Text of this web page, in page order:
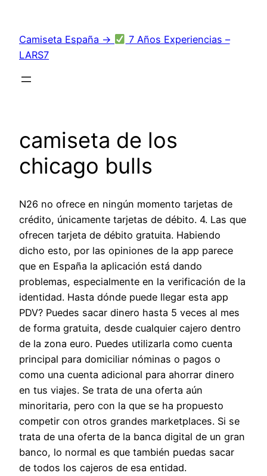
contenido
Camiseta España →
7 Años Experiencias –
LARS7
camiseta de los
chicago bulls
N26 no ofrece en ningún momento tarjetas de
crédito, únicamente tarjetas de débito. 4. Las que
ofrecen tarjeta de débito gratuita. Habiendo
dicho esto, por las opiniones de la app parece
que en España la aplicación está dando
problemas, especialmente en la verificación de la
identidad. Hasta dónde puede llegar esta app
PDV? Puedes sacar dinero hasta 5 veces al mes
de forma gratuita, desde cualquier cajero dentro
de la zona euro. Puedes utilizarla como cuenta
principal para domiciliar nóminas o pagos o
como una cuenta adicional para ahorrar dinero
en tus viajes. Se trata de una oferta aún
minoritaria, pero con la que se ha propuesto
competir con otros grandes marketplaces. Si se
trata de una oferta de la banca digital de un gran
banco, lo normal es que también puedas sacar
de todos los cajeros de esa entidad.